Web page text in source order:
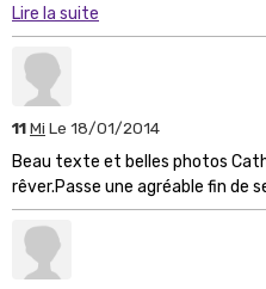
Lire la suite
11Mi Le 18/01/2014
Beau texte et belles photos
rêver.Passe une agréable fin de